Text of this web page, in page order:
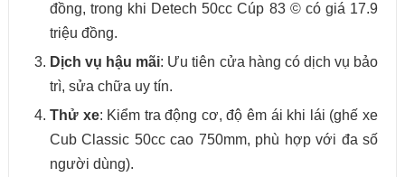
đồng, trong khi Detech 50cc Cúp 83 © có giá 17.9
triệu đồng.
Dịch vụ hậu mãi: Ưu tiên cửa hàng có dịch vụ bảo
trì, sửa chữa uy tín.
Thử xe: Kiểm tra động cơ, độ êm ái khi lái (ghế xe
Cub Classic 50cc cao 750mm, phù hợp với đa số
người dùng).